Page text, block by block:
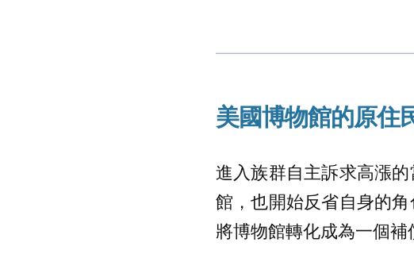
美國博物館的原住
進入族群自主訴求高漲
館，也開始反省自身的
將博物館轉化成為一個補